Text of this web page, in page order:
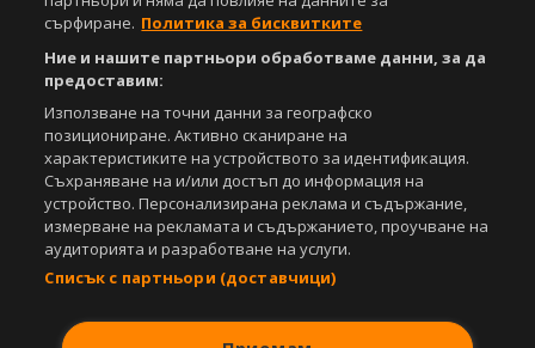
www.sportal.bg. Използването на графични и видео материали,
публикувани в сайта, е строго забранено. Нарушителите ще бъдат
санкционирани с цялата строгост на закона.
СвалиБЕЗПЛАТНОТОприложение за:
Android
Powered by:
сърфиране. Политика за бисквитките
Ние и нашите партньори обработваме данни, за да
предоставим:
Използване на точни данни за географско
позициониране. Активно сканиране на
характеристиките на устройството за идентификация.
Съхраняване на и/или достъп до информация на
устройство. Персонализирана реклама и съдържание,
измерване на рекламата и съдържанието, проучване на
аудиторията и разработване на услуги.
Списък с партньори (доставчици)